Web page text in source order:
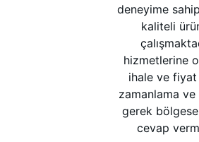
deneyime
kaliteli
hizmetlerine
ihale ve
zamanlama
gerek
cevap